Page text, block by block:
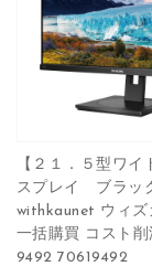
【２１．５型ワイ
スプレイ ブラッ
withkaunet ウィズ
一括購買 コスト削
9492 70619492